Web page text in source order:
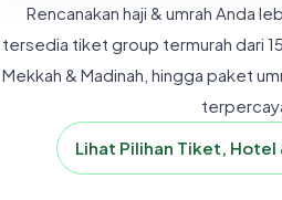
Rencanakan haji & umrah Anda
tersedia tiket group termurah dari
Mekkah & Madinah, hingga paket
Lihat Pilihan Tiket, Hotel